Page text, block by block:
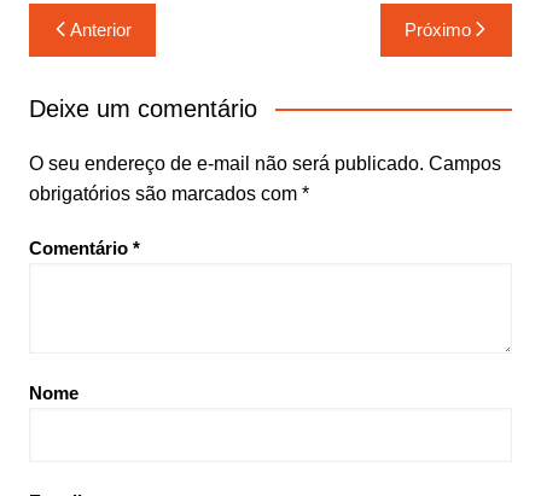
Navegação
de
Post
Anterior Próximo
Deixe um comentário
O seu endereço de e-mail não será publicado. Campos
obrigatórios são marcados com *
Comentário *
Nome